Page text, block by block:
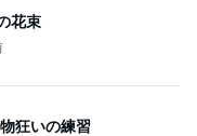
花束
狂いの練習